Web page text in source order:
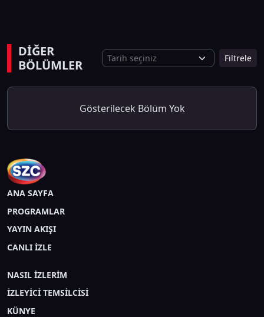
DİĞER
BÖLÜMLER
Filtrele
Gösterilecek Bölüm Yok
ANA SAYFA
PROGRAMLAR
YAYIN AKIŞI
CANLI İZLE
NASIL İZLERİM
İZLEYİCİ TEMSİLCİSİ
KÜNYE